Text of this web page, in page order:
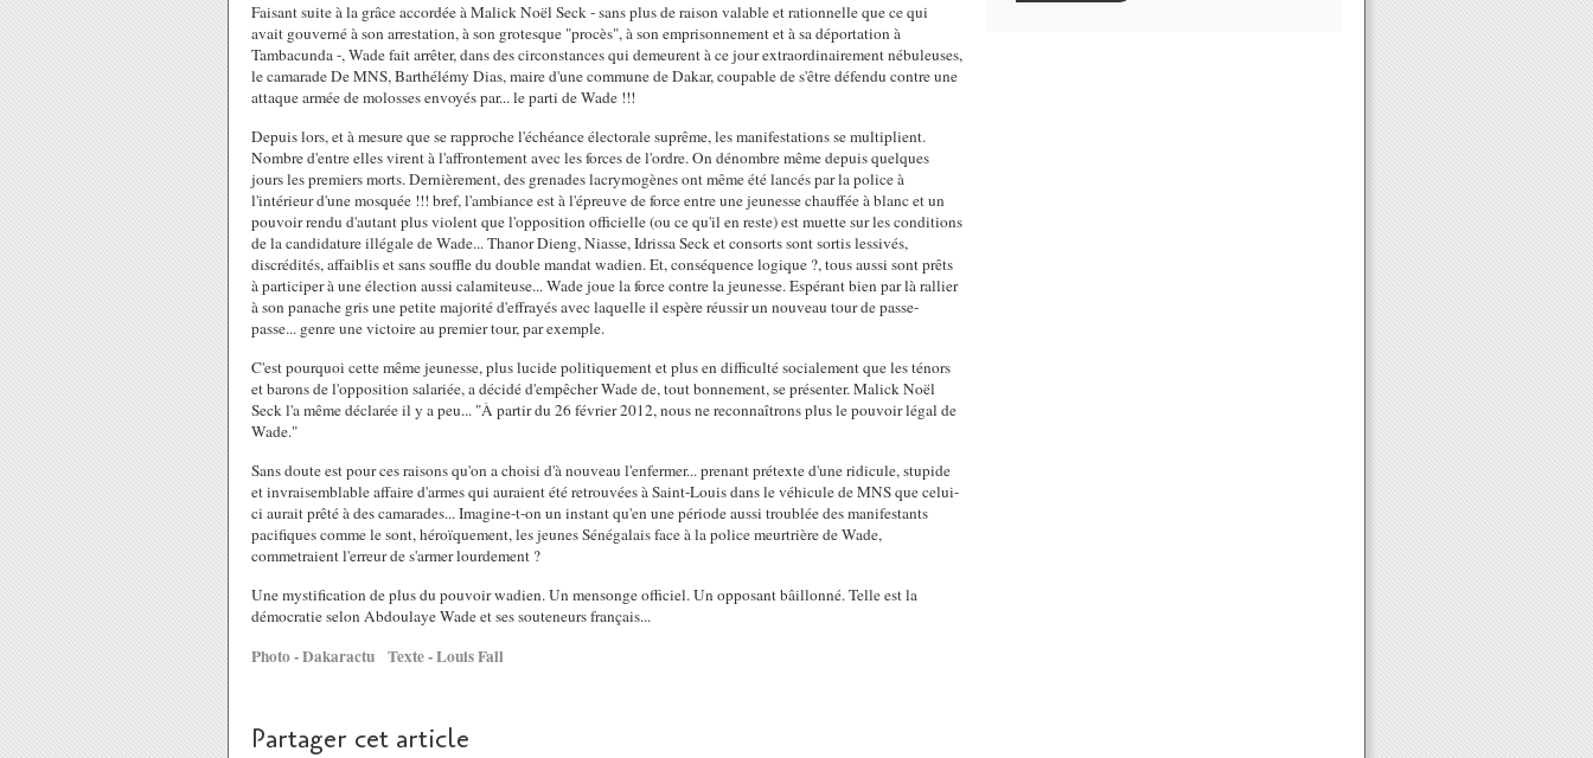
Faisant suite à la grâce accordée à Malick Noël Seck - sans plus de raison valable et rationnelle que ce qui
avait gouverné à son arrestation, à son grotesque "procès", à son emprisonnement et à sa déportation à
Tambacunda -, Wade fait arrêter, dans des circonstances qui demeurent à ce jour extraordinairement nébuleuses,
le camarade De MNS, Barthélémy Dias, maire d'une commune de Dakar, coupable de s'être défendu contre une
attaque armée de molosses envoyés par... le parti de Wade !!!
Depuis lors, et à mesure que se rapproche l'échéance électorale suprême, les manifestations se multiplient.
Nombre d'entre elles virent à l'affrontement avec les forces de l'ordre. On dénombre même depuis quelques
jours les premiers morts. Dernièrement, des grenades lacrymogènes ont même été lancés par la police à
l'intérieur d'une mosquée !!! bref, l'ambiance est à l'épreuve de force entre une jeunesse chauffée à blanc et un
pouvoir rendu d'autant plus violent que l'opposition officielle (ou ce qu'il en reste) est muette sur les conditions
de la candidature illégale de Wade... Thanor Dieng, Niasse, Idrissa Seck et consorts sont sortis lessivés,
discrédités, affaiblis et sans souffle du double mandat wadien. Et, conséquence logique ?, tous aussi sont prêts
à participer à une élection aussi calamiteuse... Wade joue la force contre la jeunesse. Espérant bien par là rallier
à son panache gris une petite majorité d'effrayés avec laquelle il espère réussir un nouveau tour de passe-
passe... genre une victoire au premier tour, par exemple.
C'est pourquoi cette même jeunesse, plus lucide politiquement et plus en difficulté socialement que les ténors
et barons de l'opposition salariée, a décidé d'empêcher Wade de, tout bonnement, se présenter. Malick Noël
Seck l'a même déclarée il y a peu... "À partir du 26 février 2012, nous ne reconnaîtrons plus le pouvoir légal de
Wade."
Sans doute est pour ces raisons qu'on a choisi d'à nouveau l'enfermer... prenant prétexte d'une ridicule, stupide
et invraisemblable affaire d'armes qui auraient été retrouvées à Saint-Louis dans le véhicule de MNS que celui-
ci aurait prêté à des camarades... Imagine-t-on un instant qu'en une période aussi troublée des manifestants
pacifiques comme le sont, héroïquement, les jeunes Sénégalais face à la police meurtrière de Wade,
commetraient l'erreur de s'armer lourdement ?
Une mystification de plus du pouvoir wadien. Un mensonge officiel. Un opposant bâillonné. Telle est la
démocratie selon Abdoulaye Wade et ses souteneurs français...
Photo - Dakaractu Texte - Louis Fall
Partager cet article